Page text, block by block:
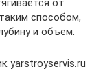
от
способом,
и объем.
yarstroyservis.ru